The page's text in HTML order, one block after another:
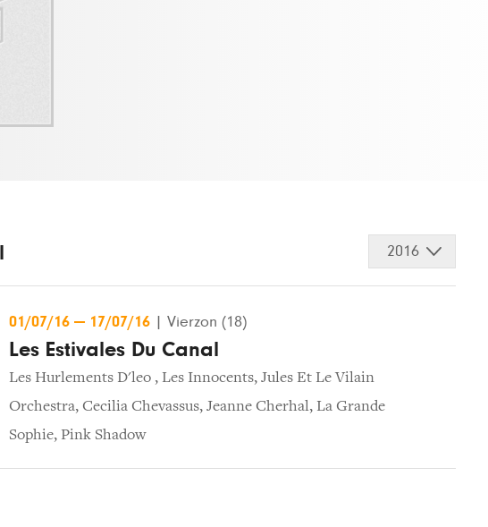
2016
01/07/16 — 17/07/16 Vierzon (18)
Les Estivales Du Canal
Les Hurlements D'leo , Les Innocents, Jules Et Le Vilain
Orchestra, Cecilia Chevassus, Jeanne Cherhal, La Grande
Sophie, Pink Shadow